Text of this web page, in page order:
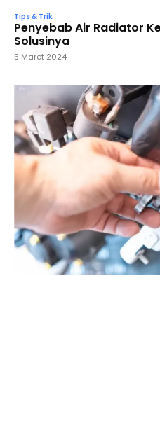
Tips & Trik
Penyebab Air Radiator
Solusinya
5 Maret 2024